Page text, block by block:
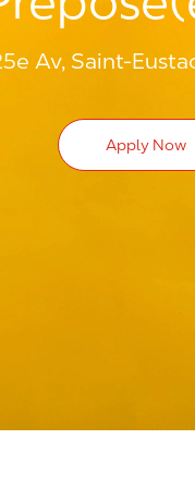
Av, Saint-
Apply Now